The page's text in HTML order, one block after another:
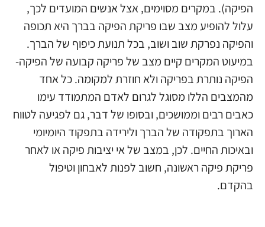
הפיקה). במקרים מסוימים, אצל אנשים המועדים לכך,
עלול להופיע מצב שבו פריקת הפיקה בברך היא תכופה
והפיקה נפרקת שוב ושוב, בכל תנועת כיפוף של הברך.
במיעוט המקרים קיים מצב של פריקה קבועה של הפיקה-
הפיקה נותרת בפריקה ולא חוזרת למקומה. כל אחד
מהמצבים הללו מסוגל לגרום לאדם המתמודד עימו
כאבים רבים וממושכים, ובסופו של דבר, גם לפגיעה לטווח
הארוך בתפקודה של הברך ולירידה בתפקוד היומיומי
ובאיכות החיים. לכן, במצב של אי יציבות פיקה או לאחר
פריקת פיקה ראשונה, חשוב לפנות לאבחון וטיפול
בהקדם.